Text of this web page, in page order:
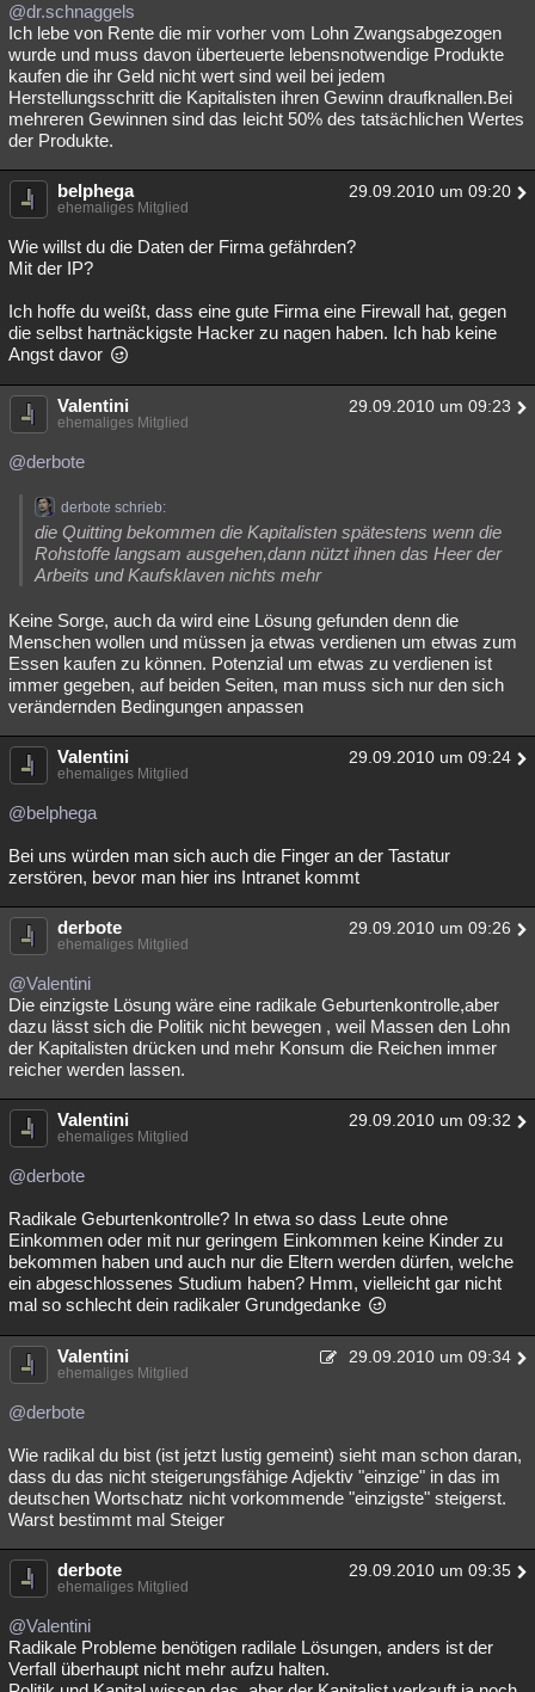
@dr.schnaggels
Ich lebe von Rente die mir vorher vom Lohn Zwangsabgezogen
wurde und muss davon überteuerte lebensnotwendige Produkte
kaufen die ihr Geld nicht wert sind weil bei jedem
Herstellungsschritt die Kapitalisten ihren Gewinn draufknallen.Bei
mehreren Gewinnen sind das leicht 50% des tatsächlichen Wertes
der Produkte.
belphega 29.09.2010 um 09:20
ehemaliges Mitglied
Wie willst du die Daten der Firma gefährden?
Mit der IP?
Ich hoffe du weißt, dass eine gute Firma eine Firewall hat, gegen
die selbst hartnäckigste Hacker zu nagen haben. Ich hab keine
Angst davor
Valentini 29.09.2010 um 09:23
ehemaliges Mitglied
@derbote
derbote schrieb:
die Quitting bekommen die Kapitalisten spätestens wenn die
Rohstoffe langsam ausgehen,dann nützt ihnen das Heer der
Arbeits und Kaufsklaven nichts mehr
Keine Sorge, auch da wird eine Lösung gefunden denn die
Menschen wollen und müssen ja etwas verdienen um etwas zum
Essen kaufen zu können. Potenzial um etwas zu verdienen ist
immer gegeben, auf beiden Seiten, man muss sich nur den sich
verändernden Bedingungen anpassen
Valentini 29.09.2010 um 09:24
ehemaliges Mitglied
@belphega
Bei uns würden man sich auch die Finger an der Tastatur
zerstören, bevor man hier ins Intranet kommt
derbote 29.09.2010 um 09:26
ehemaliges Mitglied
@Valentini
Die einzigste Lösung wäre eine radikale Geburtenkontrolle,aber
dazu lässt sich die Politik nicht bewegen , weil Massen den Lohn
der Kapitalisten drücken und mehr Konsum die Reichen immer
reicher werden lassen.
Valentini 29.09.2010 um 09:32
ehemaliges Mitglied
@derbote
Radikale Geburtenkontrolle? In etwa so dass Leute ohne
Einkommen oder mit nur geringem Einkommen keine Kinder zu
bekommen haben und auch nur die Eltern werden dürfen, welche
ein abgeschlossenes Studium haben? Hmm, vielleicht gar nicht
mal so schlecht dein radikaler Grundgedanke
Valentini 29.09.2010 um 09:34
ehemaliges Mitglied
@derbote
Wie radikal du bist (ist jetzt lustig gemeint) sieht man schon daran,
dass du das nicht steigerungsfähige Adjektiv "einzige" in das im
deutschen Wortschatz nicht vorkommende "einzigste" steigerst.
Warst bestimmt mal Steiger
derbote 29.09.2010 um 09:35
ehemaliges Mitglied
@Valentini
Radikale Probleme benötigen radilale Lösungen, anders ist der
Verfall überhaupt nicht mehr aufzu halten.